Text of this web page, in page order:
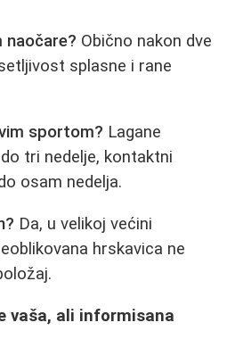
naočare? Obično nakon dve
splasne i rane
sportom? Lagane
tri nedelje, kontaktni
osam nedelja.
Da, u velikoj većini
hrskavica ne
vaša, ali informisana